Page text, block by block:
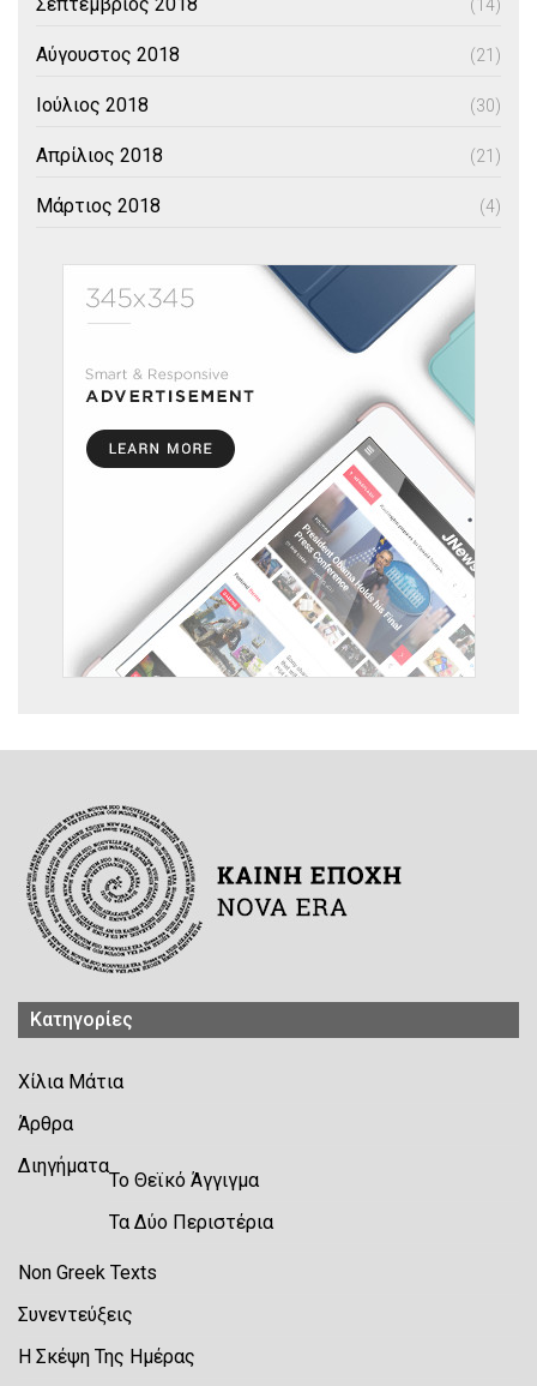
(14)
Αύγουστος 2018 (21)
Ιούλιος 2018 (30)
Απρίλιος 2018 (21)
Μάρτιος 2018 (4)
Kατηγορίες
Χίλια Μάτια
Άρθρα
Διηγήματα
Το Θεϊκό Άγγιγμα
Τα Δύο Περιστέρια
Non Greek Texts
Συνεντεύξεις
Η Σκέψη Της Ημέρας